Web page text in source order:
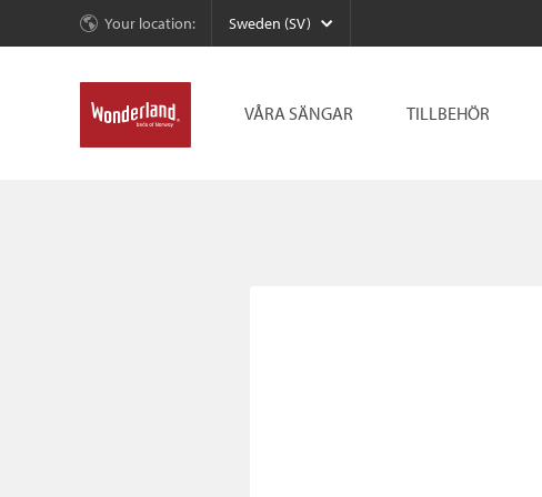
Your location: Sweden (SV)
VÅRA SÄNGAR TILLBEHÖR